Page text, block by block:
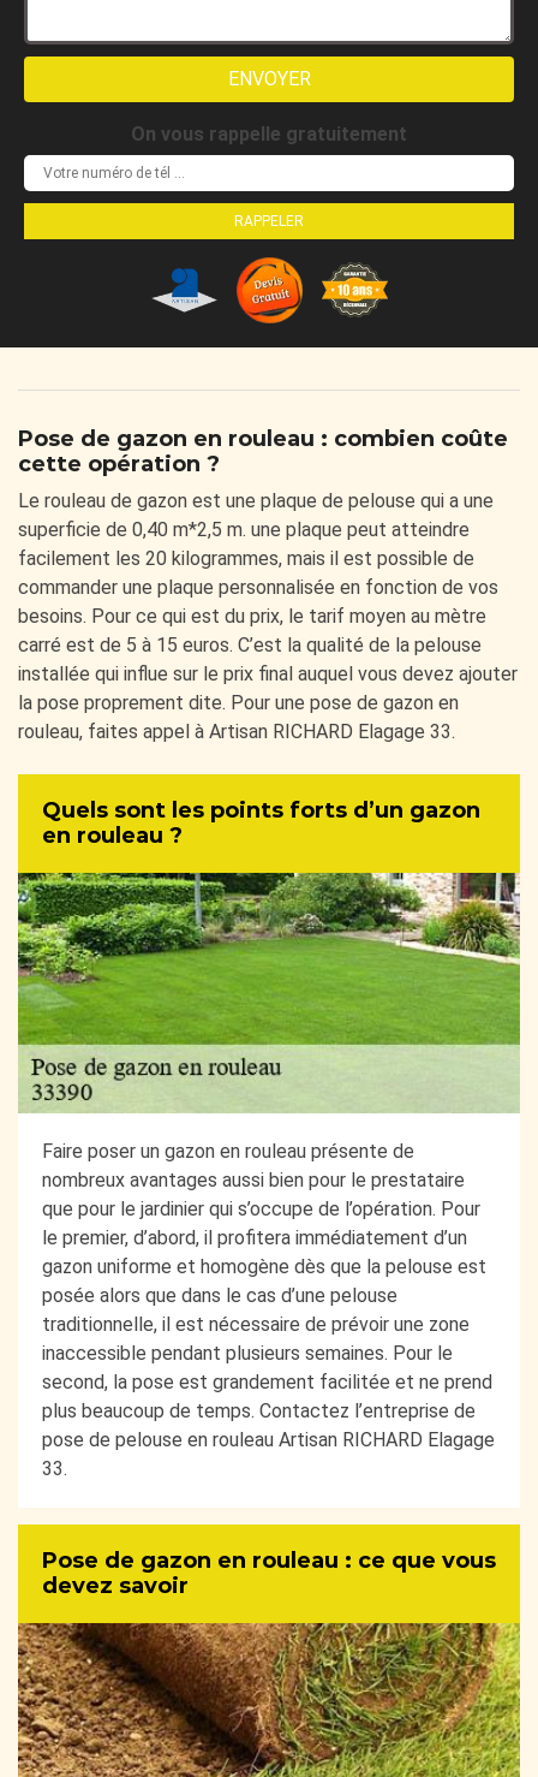
On vous rappelle gratuitement
Pose de gazon en rouleau : combien coûte
cette opération ?
Le rouleau de gazon est une plaque de pelouse qui a une
superficie de 0,40 m*2,5 m. une plaque peut atteindre
facilement les 20 kilogrammes, mais il est possible de
commander une plaque personnalisée en fonction de vos
besoins. Pour ce qui est du prix, le tarif moyen au mètre
carré est de 5 à 15 euros. C’est la qualité de la pelouse
installée qui influe sur le prix final auquel vous devez ajouter
la pose proprement dite. Pour une pose de gazon en
rouleau, faites appel à Artisan RICHARD Elagage 33.
Quels sont les points forts d’un gazon
en rouleau ?
Faire poser un gazon en rouleau présente de
nombreux avantages aussi bien pour le prestataire
que pour le jardinier qui s’occupe de l’opération. Pour
le premier, d’abord, il profitera immédiatement d’un
gazon uniforme et homogène dès que la pelouse est
posée alors que dans le cas d’une pelouse
traditionnelle, il est nécessaire de prévoir une zone
inaccessible pendant plusieurs semaines. Pour le
second, la pose est grandement facilitée et ne prend
plus beaucoup de temps. Contactez l’entreprise de
pose de pelouse en rouleau Artisan RICHARD Elagage
33.
Pose de gazon en rouleau : ce que vous
devez savoir